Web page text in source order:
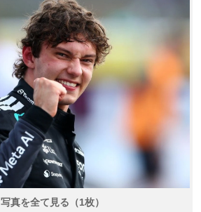
写真を全て見る（1枚）